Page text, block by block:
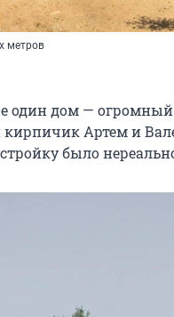
метров
один дом —
кирпичик Артем и
было